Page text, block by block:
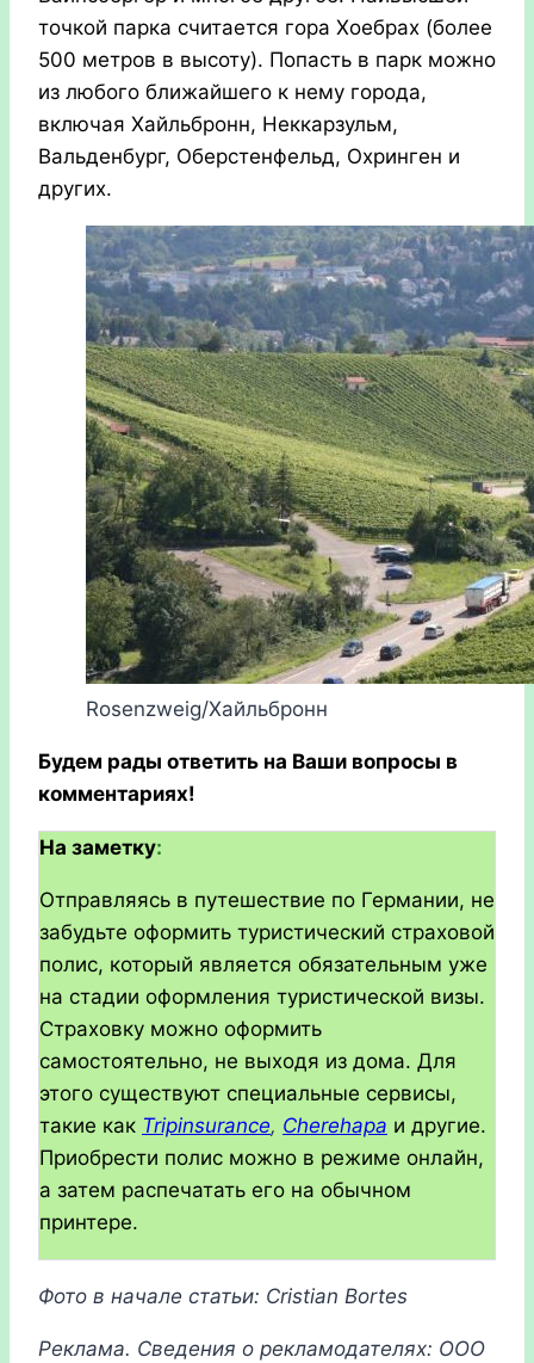
точкой парка считается гора Хоебрах (более
500 метров в высоту). Попасть в парк можно
из любого ближайшего к нему города,
включая Хайльбронн, Неккарзульм,
Вальденбург, Оберстенфельд, Охринген и
других.
Rosenzweig/Хайльбронн
Будем рады ответить на Ваши вопросы в
комментариях!
На заметку:
Отправляясь в путешествие по Германии, не
забудьте оформить туристический страховой
полис, который является обязательным уже
на стадии оформления туристической визы.
Страховку можно оформить
самостоятельно, не выходя из дома. Для
этого существуют специальные сервисы,
такие как Tripinsurance, Cherehapa и другие.
Приобрести полис можно в режиме онлайн,
а затем распечатать его на обычном
принтере.
Фото в начале статьи: Cristian Bortes
Реклама. Сведения о рекламодателях: ООО